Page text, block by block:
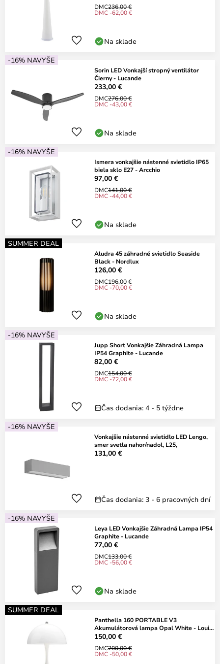
DMC236,00 €
DMC -62,00 €
Na sklade
-16% NAVYŠE
Sorin LED Vonkajší stropný ventilátor
Čierny - Lucande
233,00 €
DMC276,00 €
DMC -43,00 €
Na sklade
-16% NAVYŠE
Ismera vonkajšie nástenné svietidlo IP65
biela sklo E27 - Arcchio
97,00 €
DMC141,00 €
DMC -44,00 €
Na sklade
SUMMER DEAL
Aludra 45 záhradné svietidlo Seaside
Black - Nordlux
126,00 €
DMC196,00 €
DMC -70,00 €
Na sklade
-16% NAVYŠE
Jupp Short Vonkajšie Záhradná Lampa
IP54 Graphite - Lucande
82,00 €
DMC154,00 €
DMC -72,00 €
Čas dodania: 4 - 5 týždne
-16% NAVYŠE
Vonkajšie nástenné svietidlo LED Lengo,
smer svetla nahor/nadol, L25,
131,00 €
Čas dodania: 3 - 6 pracovných dní
-16% NAVYŠE
Leya LED Vonkajšie Záhradná Lampa IP54
Graphite - Lucande
77,00 €
DMC133,00 €
DMC -56,00 €
Na sklade
SUMMER DEAL
Panthella 160 PORTABLE V3
Akumulátorová lampa Opal White - Louis
Poulsen
150,00 €
DMC200,00 €
DMC -50,00 €